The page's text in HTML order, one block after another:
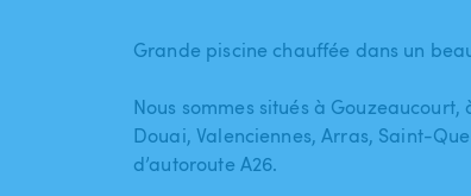
Grande piscine chauffée dans un
Nous sommes situés à
Douai​,​ Valenciennes​,​ Arras​,​ Saint-
d’autoroute A26.